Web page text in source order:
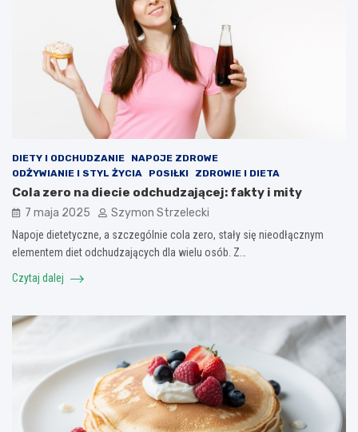
DIETY I ODCHUDZANIE
NAPOJE ZDROWE
ODŻYWIANIE I STYL ŻYCIA
POSIŁKI ZDROWIE I DIETA
Cola zero na diecie odchudzającej: fakty i mity
7 maja 2025 Szymon Strzelecki
Napoje dietetyczne, a szczególnie cola zero, stały się nieodłącznym
elementem diet odchudzających dla wielu osób. Z…
Czytaj dalej